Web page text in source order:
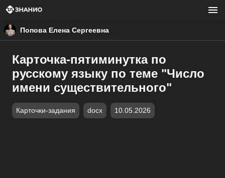
Попова Елена Сергеевна
Карточка-пятиминутка по
русскому языку по теме "Число
имени существительного"
Карточки-задания docx 10.05.2026